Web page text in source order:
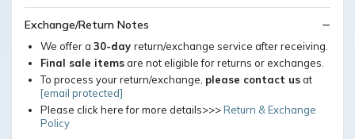
Exchange/Return Notes
We offer a 30-day return/exchange service after receiving.
Final sale itemsare not eligible for returns or exchanges.
To process your return/exchange, please contact usat
[email protected]
Please click here for more details>>>Return & Exchange
Policy